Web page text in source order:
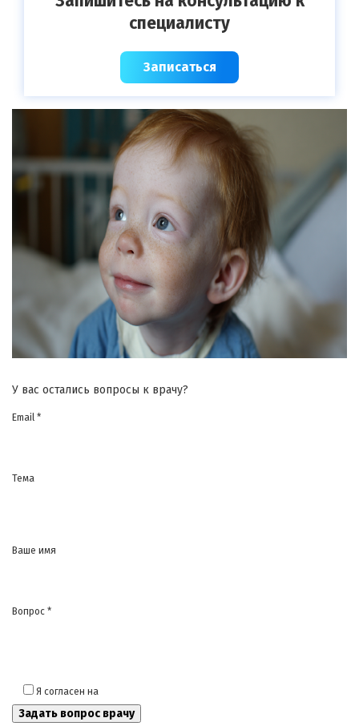
специалисту
Записаться
У вас остались вопросы к врачу?
Email *
Тема
Ваше имя
Вопрос *
Я согласен на